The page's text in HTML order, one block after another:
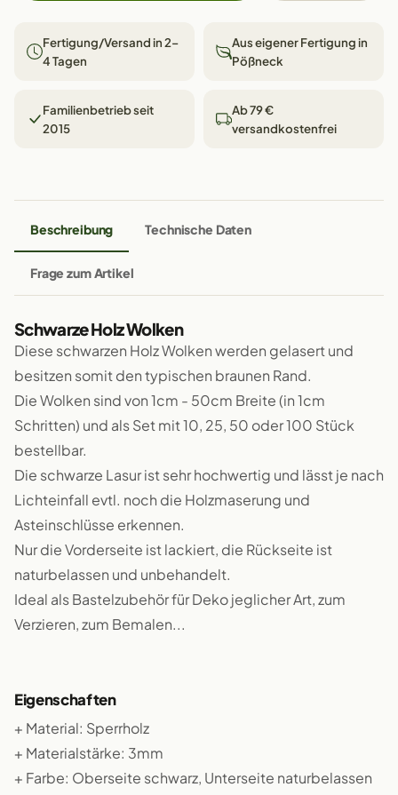
Fertigung/Versand in 2–
4 Tagen
Aus eigener Fertigung in
Pößneck
Familienbetrieb seit
2015
Ab 79 €
versandkostenfrei
Beschreibung Technische Daten
Frage zum Artikel
Schwarze Holz Wolken
Diese schwarzen Holz Wolken werden gelasert und
besitzen somit den typischen braunen Rand.
Die Wolken sind von 1cm - 50cm Breite (in 1cm
Schritten) und als Set mit 10, 25, 50 oder 100 Stück
bestellbar.
Die schwarze Lasur ist sehr hochwertig und lässt je nach
Lichteinfall evtl. noch die Holzmaserung und
Asteinschlüsse erkennen.
Nur die Vorderseite ist lackiert, die Rückseite ist
naturbelassen und unbehandelt.
Ideal als Bastelzubehör für Deko jeglicher Art, zum
Verzieren, zum Bemalen...
Eigenschaften
+ Material: Sperrholz
+ Materialstärke: 3mm
+ Farbe: Oberseite schwarz, Unterseite naturbelassen